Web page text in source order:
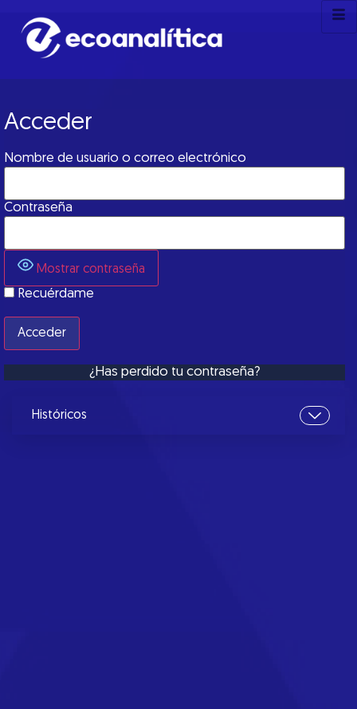
Acceder
Nombre de usuario o correo electrónico
Contraseña
Mostrar contraseña
Recuérdame
¿Has perdido tu contraseña?
Históricos